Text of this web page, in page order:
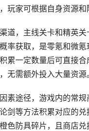
玩家可根据自身资源和
道，主线关卡和精英
率获取，是零氪和微
累一定数量后可直接
无需额外投入大量资源
素途径，游戏内的常
剑等方法积累对应的
色防具碎片，且商店